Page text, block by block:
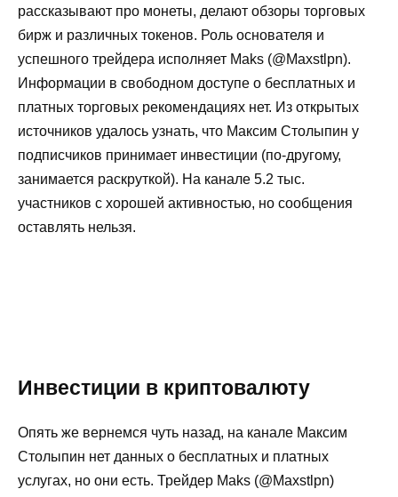
рассказывают про монеты, делают обзоры торговых
бирж и различных токенов. Роль основателя и
успешного трейдера исполняет Maks (@Maxstlpn).
Информации в свободном доступе о бесплатных и
платных торговых рекомендациях нет. Из открытых
источников удалось узнать, что Максим Столыпин у
подписчиков принимает инвестиции (по-другому,
занимается раскруткой). На канале 5.2 тыс.
участников с хорошей активностью, но сообщения
оставлять нельзя.
Инвестиции в криптовалюту
Опять же вернемся чуть назад, на канале Максим
Столыпин нет данных о бесплатных и платных
услугах, но они есть. Трейдер Maks (@Maxstlpn)